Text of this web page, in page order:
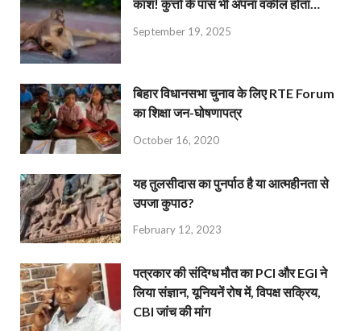
काश! कुत्तों के पास भी अपना वकील होता…
September 19, 2025
बिहार विधानसभा चुनाव के लिए RTE Forum
का शिक्षा जन-घोषणापत्र
October 16, 2020
यह तुलसीदास का पुनर्पाठ है या आत्महीनता से
उपजा कुपाठ?
February 12, 2023
पत्रकार की संदिग्ध मौत का PCI और EGI ने
लिया संज्ञान, यूनियनें रोष में, विपक्ष सक्रिय,
CBI जांच की मांग